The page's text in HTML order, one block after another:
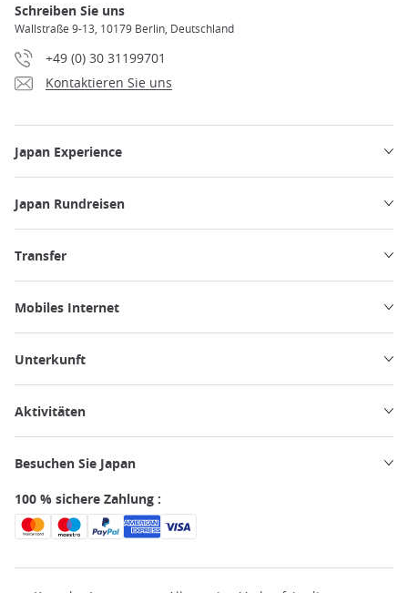
Schreiben Sie uns
Wallstraße 9-13, 10179 Berlin, Deutschland
+49 (0) 30 31199701
Kontaktieren Sie uns
Japan Experience
Japan Rundreisen
Transfer
Mobiles Internet
Unterkunft
Aktivitäten
Besuchen Sie Japan
100 % sichere Zahlung :